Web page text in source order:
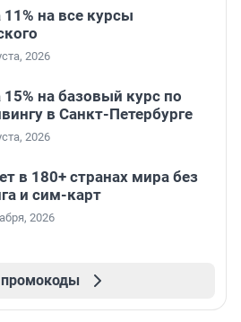
на все курсы
2026
на базовый курс по
в Санкт-Петербурге
2026
в 180+ странах мира без
и сим-карт
2026
промокоды